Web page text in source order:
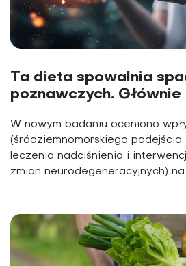
Ta dieta spowalnia
poznawczych.
W nowym badaniu oceniono
(śródziemnomorskiego
leczenia nadciśnienia i
zmian neurodegeneracyjnych)